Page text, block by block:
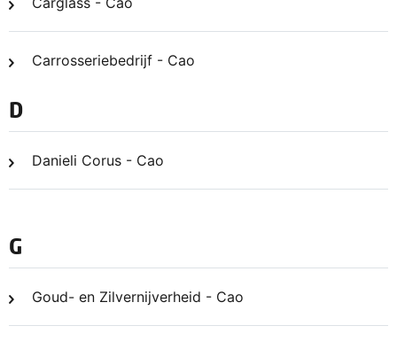
Carrosseriebedrijf - Cao
D
Danieli Corus - Cao
G
Goud- en Zilvernijverheid - Cao